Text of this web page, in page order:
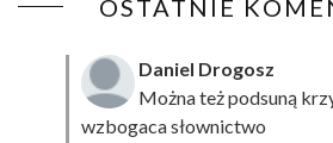
OSTATNIE
Daniel Drogosz
Można też podsuną
wzbogaca słownictwo